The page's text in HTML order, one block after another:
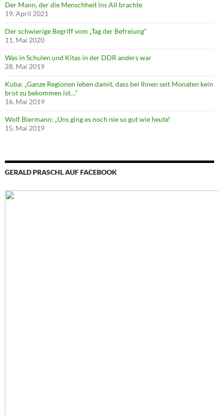
Der Mann, der die Menschheit ins All brachte
19. April 2021
Der schwierige Begriff vom „Tag der Befreiung“
11. Mai 2020
Was in Schulen und Kitas in der DDR anders war
28. Mai 2019
Kuba: „Ganze Regionen leben damit, dass bei Ihnen seit Monaten kein
brot zu bekommen ist…“
16. Mai 2019
Wolf Biermann: „Uns ging es noch nie so gut wie heute“
15. Mai 2019
GERALD PRASCHL AUF FACEBOOK